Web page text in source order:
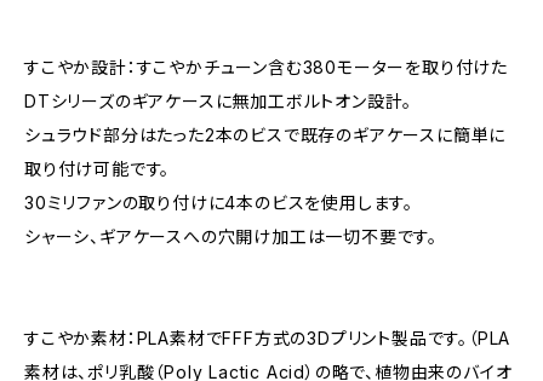
すこやか設計：すこやかチューン含む380モーターを取り付けた
DTシリーズのギアケースに無加工ボルトオン設計。
シュラウド部分はたった2本のビスで既存のギアケースに簡単に
取り付け可能です。
30ミリファンの取り付けに4本のビスを使用します。
シャーシ、ギアケースへの穴開け加工は一切不要です。
すこやか素材：PLA素材でFFF方式の3Dプリント製品です。（PLA
素材は、ポリ乳酸（Poly Lactic Acid）の略で、植物由来のバイオ